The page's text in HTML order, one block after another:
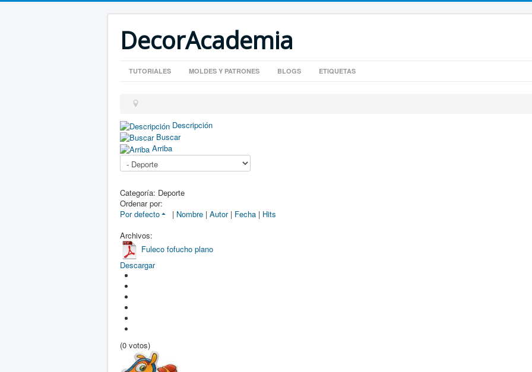
DecorAcademia
TUTORIALES MOLDES Y PATRONES BLOGS ETIQUETAS
Descripción
Buscar
Arriba
Categoría: Deporte
Ordenar por:
Por defecto
| Nombre |Autor| Fecha | Hits
Archivos:
Fuleco fofucho plano
Descargar
(0 votos)